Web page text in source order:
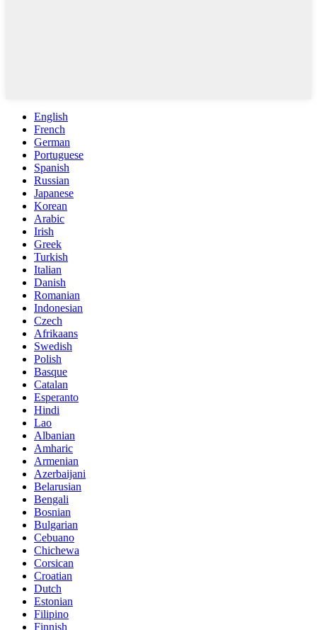
English
French
German
Portuguese
Spanish
Russian
Japanese
Korean
Arabic
Irish
Greek
Turkish
Italian
Danish
Romanian
Indonesian
Czech
Afrikaans
Swedish
Polish
Basque
Catalan
Esperanto
Hindi
Lao
Albanian
Amharic
Armenian
Azerbaijani
Belarusian
Bengali
Bosnian
Bulgarian
Cebuano
Chichewa
Corsican
Croatian
Dutch
Estonian
Filipino
Finnish